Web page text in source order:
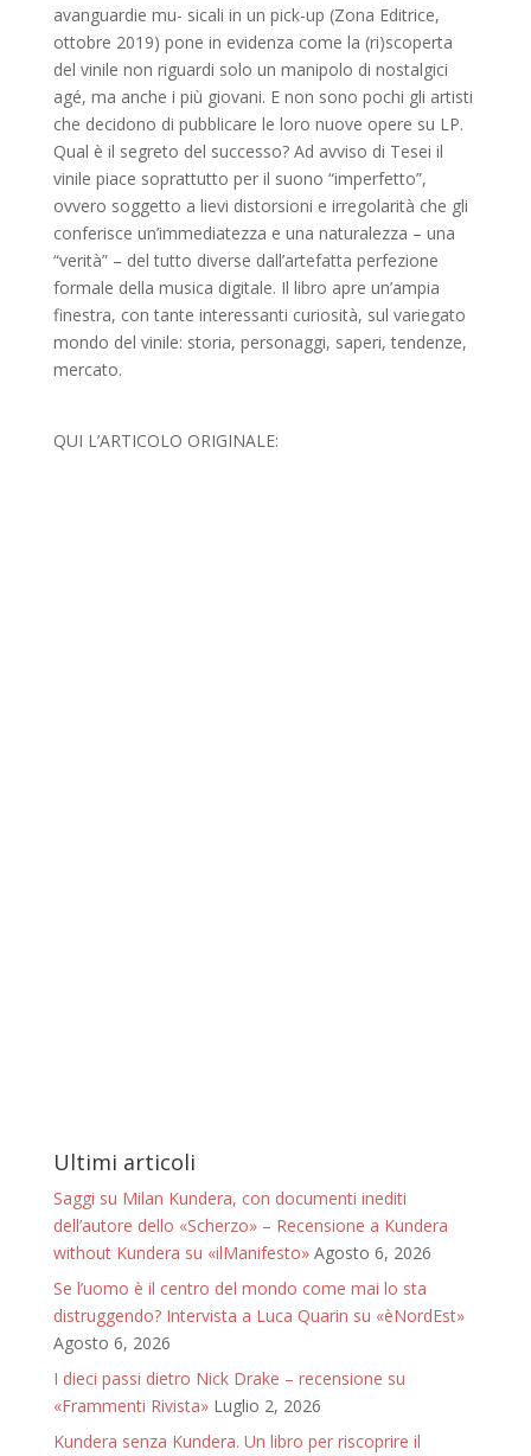
avanguardie mu- sicali in un pick-up (Zona Editrice,
ottobre 2019) pone in evidenza come la (ri)scoperta
del vinile non riguardi solo un manipolo di nostalgici
agé, ma anche i più giovani. E non sono pochi gli artisti
che decidono di pubblicare le loro nuove opere su LP.
Qual è il segreto del successo? Ad avviso di Tesei il
vinile piace soprattutto per il suono “imperfetto”,
ovvero soggetto a lievi distorsioni e irregolarità che gli
conferisce un’immediatezza e una naturalezza – una
“verità” – del tutto diverse dall’artefatta perfezione
formale della musica digitale. Il libro apre un’ampia
finestra, con tante interessanti curiosità, sul variegato
mondo del vinile: storia, personaggi, saperi, tendenze,
mercato.
QUI L’ARTICOLO ORIGINALE:
Ultimi articoli
Saggi su Milan Kundera, con documenti inediti
dell’autore dello «Scherzo» – Recensione a Kundera
without Kundera su «ilManifesto» Agosto 6, 2026
Se l’uomo è il centro del mondo come mai lo sta
distruggendo? Intervista a Luca Quarin su «èNordEst»
Agosto 6, 2026
I dieci passi dietro Nick Drake – recensione su
«Frammenti Rivista» Luglio 2, 2026
Kundera senza Kundera. Un libro per riscoprire il